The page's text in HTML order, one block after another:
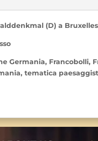
(D) a Bruxelles
Germania, Francobolli,
tematica